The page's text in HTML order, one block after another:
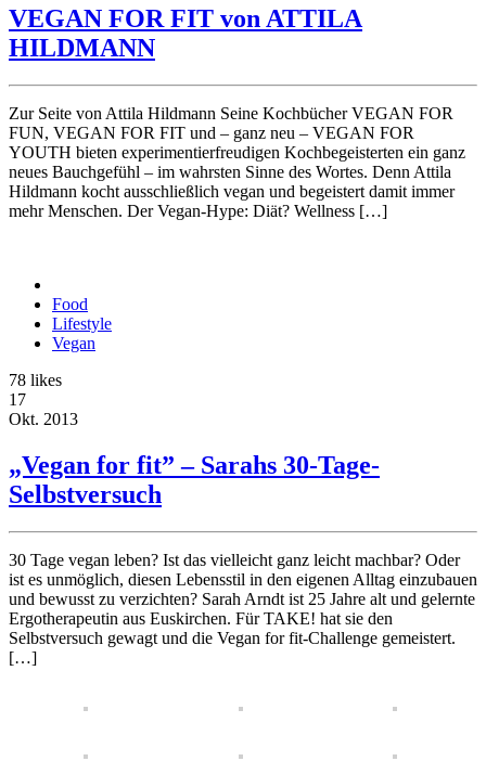
VEGAN FOR FIT von ATTILA
HILDMANN
Zur Seite von Attila Hildmann Seine Kochbücher VEGAN FOR
FUN, VEGAN FOR FIT und – ganz neu – VEGAN FOR
YOUTH bieten experimentierfreudigen Kochbegeisterten ein ganz
neues Bauchgefühl – im wahrsten Sinne des Wortes. Denn Attila
Hildmann kocht ausschließlich vegan und begeistert damit immer
mehr Menschen. Der Vegan-Hype: Diät? Wellness […]
Food
Lifestyle
Vegan
78 likes
17
Okt. 2013
„Vegan for fit” – Sarahs 30-Tage-
Selbstversuch
30 Tage vegan leben? Ist das vielleicht ganz leicht machbar? Oder
ist es unmöglich, diesen Lebensstil in den eigenen Alltag einzubauen
und bewusst zu verzichten? Sarah Arndt ist 25 Jahre alt und gelernte
Ergotherapeutin aus Euskirchen. Für TAKE! hat sie den
Selbstversuch gewagt und die Vegan for fit-Challenge gemeistert.
[…]